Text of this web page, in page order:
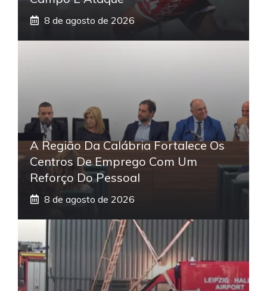
8 de agosto de 2026
A Região Da Calábria Fortalece Os
Centros De Emprego Com Um
Reforço Do Pessoal
8 de agosto de 2026